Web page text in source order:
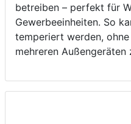
betreiben – perfekt für
Gewerbeeinheiten. So
temperiert werden,
mehreren Außengeräten